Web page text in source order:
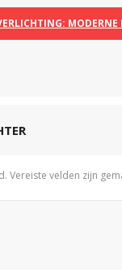
Vereiste velden zijn